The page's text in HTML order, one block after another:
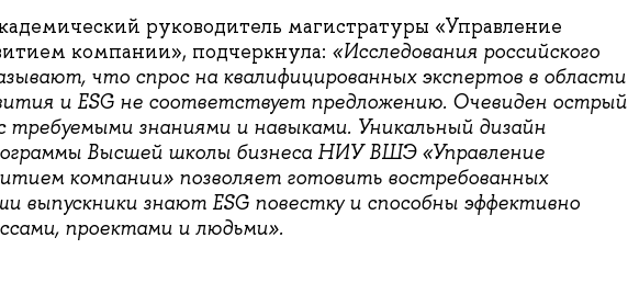
руководитель магистратуры «Управление
компании», подчеркнула: «Исследования российского
что спрос на квалифицированных экспертов в области
и ESG не соответствует предложению. Очевиден острый
требуемыми знаниями и навыками. Уникальный дизайн
Высшей школы бизнеса НИУ ВШЭ «Управление
компании» позволяет готовить востребованных
выпускники знают ESGповестку и способны эффективно
проектами и людьми».